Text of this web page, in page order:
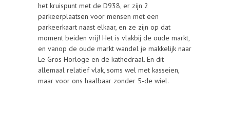
het kruispunt met de D938, er zijn 2
parkeerplaatsen voor mensen met een
parkeerkaart naast elkaar, en ze zijn op dat
moment beiden vrij! Het is vlakbij de oude markt,
en vanop de oude markt wandel je makkelijk naar
Le Gros Horloge en de kathedraal. En dit
allemaal relatief vlak, soms wel met kasseien,
maar voor ons haalbaar zonder 5-de wiel.